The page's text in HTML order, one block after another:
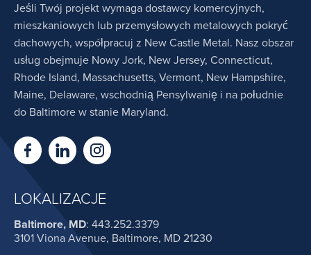
Jeśli Twój projekt wymaga dostawcy komercyjnych,
mieszkaniowych lub przemysłowych metalowych pokryć
dachowych, współpracuj z New Castle Metal. Nasz obszar
usług obejmuje Nowy Jork, New Jersey, Connecticut,
Rhode Island, Massachusetts, Vermont, New Hampshire,
Maine, Delaware, wschodnią Pensylwanię i na południe
do Baltimore w stanie Maryland.
LOKALIZACJE
Baltimore, MD: 443.252.3379
3101 Viona Avenue, Baltimore, MD 21230